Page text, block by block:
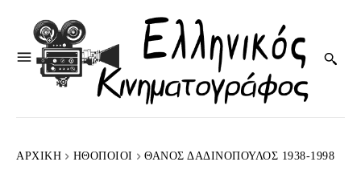
ΑΡΧΙΚΉ HΘΟΠΟΙΟΊ ΘΆΝΟΣ ΔΑΔΙΝΌΠΟΥΛΟΣ 1938-1998